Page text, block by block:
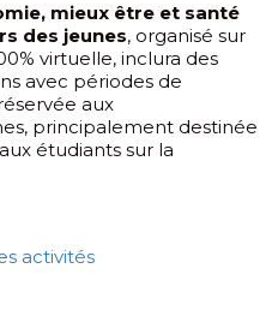
mieux être et santé
des jeunes, organisé sur
virtuelle, inclura des
avec périodes de
aux
principalement destinée
étudiants sur la
activités